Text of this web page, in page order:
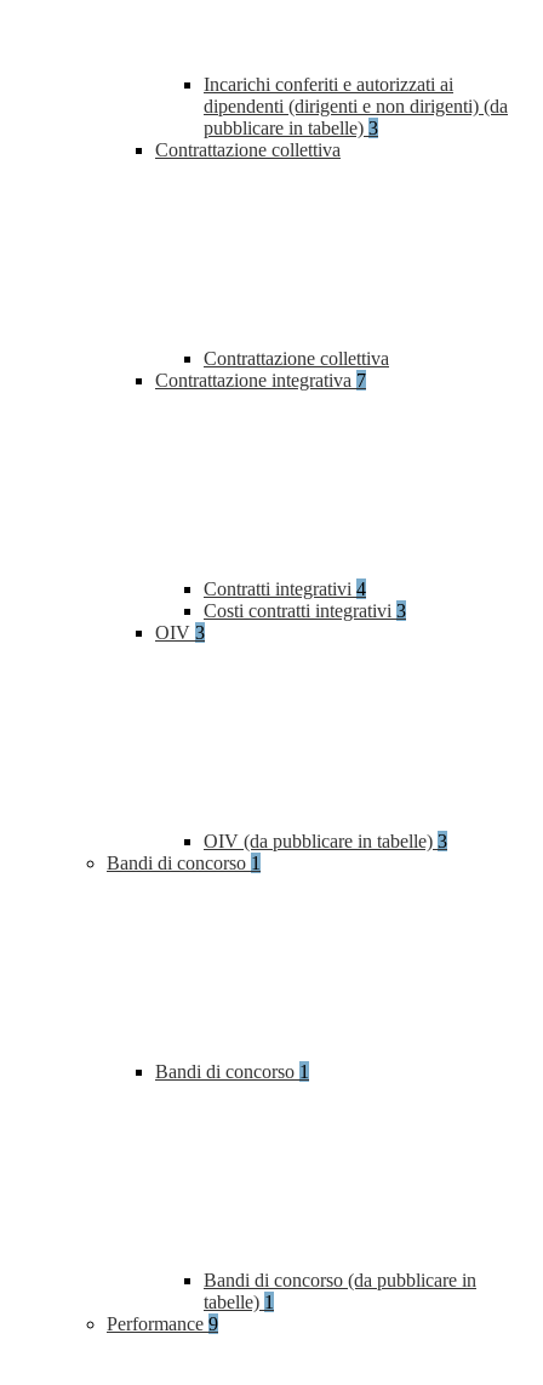
Incarichi conferiti e autorizzati ai
dipendenti (dirigenti e non dirigenti) (da
pubblicare in tabelle) 3
Contrattazione collettiva
Contrattazione collettiva
Contrattazione integrativa 7
Contratti integrativi 4
Costi contratti integrativi 3
OIV 3
OIV (da pubblicare in tabelle) 3
Bandi di concorso 1
Bandi di concorso 1
Bandi di concorso (da pubblicare in
tabelle) 1
Performance 9